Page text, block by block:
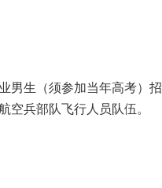
生（须参加当年高考）招
空兵部队飞行人员队伍。